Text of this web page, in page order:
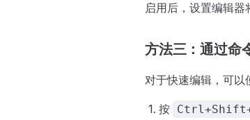
启用后，设置编辑器
方法三：通过命
对于快速编辑，可以
按